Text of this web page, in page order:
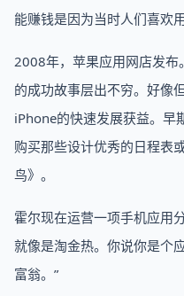
能赚钱是因为当时人们喜欢
2008年，苹果应用网店发
的成功故事层出不穷。好像
iPhone的快速发展获益。早
购买那些设计优秀的日程表
鸟》。
霍尔现在运营一项手机应用
就像是淘金热。你说你是个
富翁。”